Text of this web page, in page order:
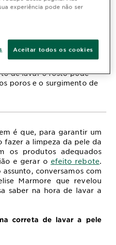
06, 2024
a lavagem do rosto é
de lavar o rosto pode
poros e o surgimento de
é que, para garantir um
fazer a limpeza da pele da
os produtos adequados
e gerar o efeito rebote.
conversamos com
Marmore que revelou
saber na hora de lavar a
correta de lavar a pele
experiência pode não ser
Aceitar todos os cookies